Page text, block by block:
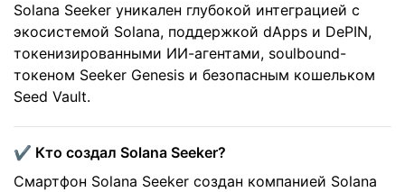
Solana Seeker уникален глубокой интеграцией с
экосистемой Solana, поддержкой dApps и DePIN,
токенизированными ИИ-агентами, soulbound-
токеном Seeker Genesis и безопасным кошельком
Seed Vault.
✔️ Кто создал Solana Seeker?
Смартфон Solana Seeker создан компанией Solana